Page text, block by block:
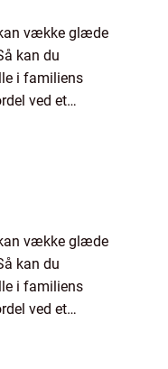
vække glæde
kan du
i familiens
ved et
vække glæde
kan du
i familiens
ved et